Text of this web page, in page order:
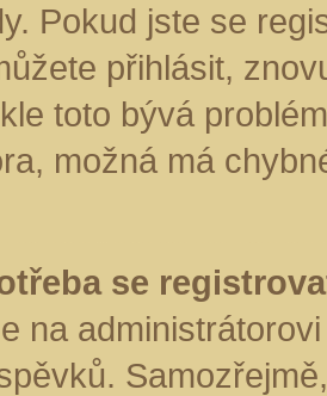
Pokud jste se
přihlásit,
toto bývá
možná má
se
na